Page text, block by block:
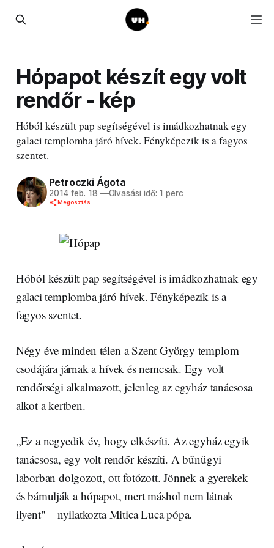
Hópapot készít egy volt
rendőr - kép
Hóból készült pap segítségével is imádkozhatnak egy
galaci templomba járó hívek. Fényképezik is a fagyos
szentet.
Petroczki Ágota
2014 feb. 18 —Olvasási idő: 1 perc
Megosztás
Hóból készült pap segítségével is imádkozhatnak egy
galaci templomba járó hívek. Fényképezik is a
fagyos szentet.
Négy éve minden télen a Szent György templom
csodájára járnak a hívek és nemcsak. Egy volt
rendőrségi alkalmazott, jelenleg az egyház tanácsosa
alkot a kertben.
„Ez a negyedik év, hogy elkészíti. Az egyház egyik
tanácsosa, egy volt rendőr készíti. A bűnügyi
laborban dolgozott, ott fotózott. Jönnek a gyerekek
és bámulják a hópapot, mert máshol nem látnak
ilyent" – nyilatkozta Mitica Luca pópa.